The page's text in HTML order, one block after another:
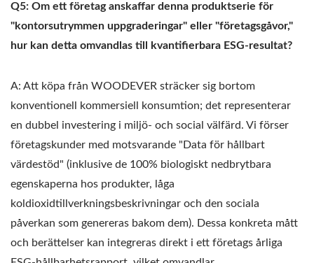
Q5: Om ett företag anskaffar denna produktserie för
"kontorsutrymmen uppgraderingar" eller "företagsgåvor,"
hur kan detta omvandlas till kvantifierbara ESG-resultat?
A: Att köpa från WOODEVER sträcker sig bortom
konventionell kommersiell konsumtion; det representerar
en dubbel investering i miljö- och social välfärd. Vi förser
företagskunder med motsvarande "Data för hållbart
värdestöd" (inklusive de 100% biologiskt nedbrytbara
egenskaperna hos produkter, låga
koldioxidtillverkningsbeskrivningar och den sociala
påverkan som genereras bakom dem). Dessa konkreta mått
och berättelser kan integreras direkt i ett företags årliga